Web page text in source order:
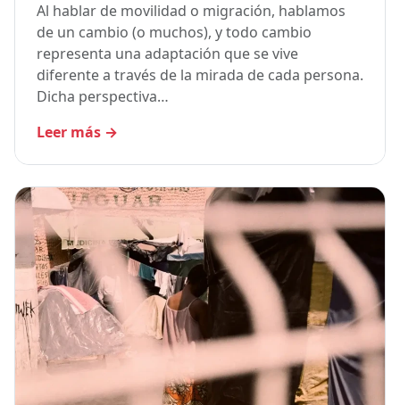
Al hablar de movilidad o migración, hablamos
de un cambio (o muchos), y todo cambio
representa una adaptación que se vive
diferente a través de la mirada de cada persona.
Dicha perspectiva…
Leer más →